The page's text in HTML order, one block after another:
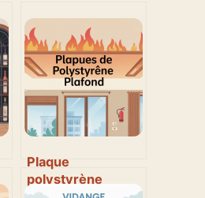
Plaque
polystyrène